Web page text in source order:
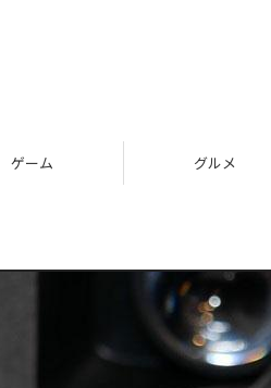
ゲーム グルメ